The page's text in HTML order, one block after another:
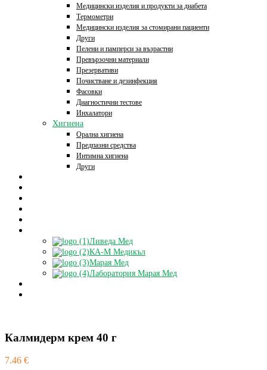
Медицински изделия и продукти за диабета
Термометри
Медицински изделия за стомирани пациенти
Други
Пелени и памперси за възрастни
Превързочни материали
Презервативи
Почистване и дезинфекция
Фасовки
Диагностични тестове
Инхалатори
Хигиена
Орална хигиена
Предпазни средства
Интимна хигиена
Други
Ливеда Мед
КА-М Медикъл
Марая Мед
Лаборатория Марая Мед
Калмидерм крем 40 г
7.46 €